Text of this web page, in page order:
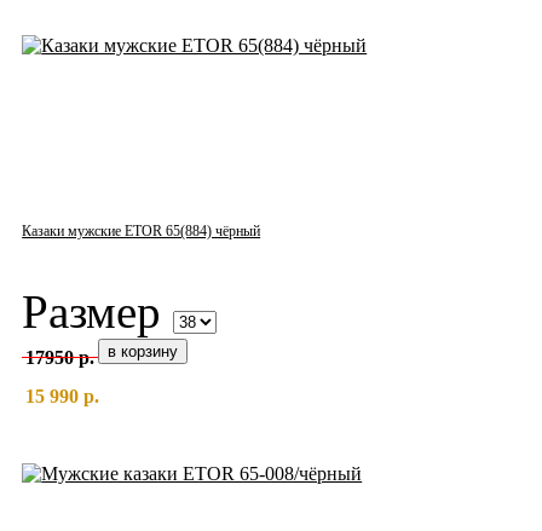
Казаки мужские ETOR 65(884) чёрный
Размер
17950 р.
15 990 р.